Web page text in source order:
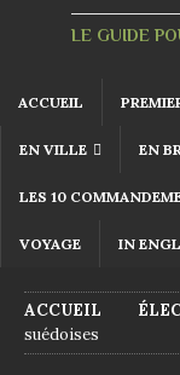
LE GUIDE
ACCUEIL
EN VILLE EN
LES 10
VOYAGE IN
ACCUEIL
suédoises